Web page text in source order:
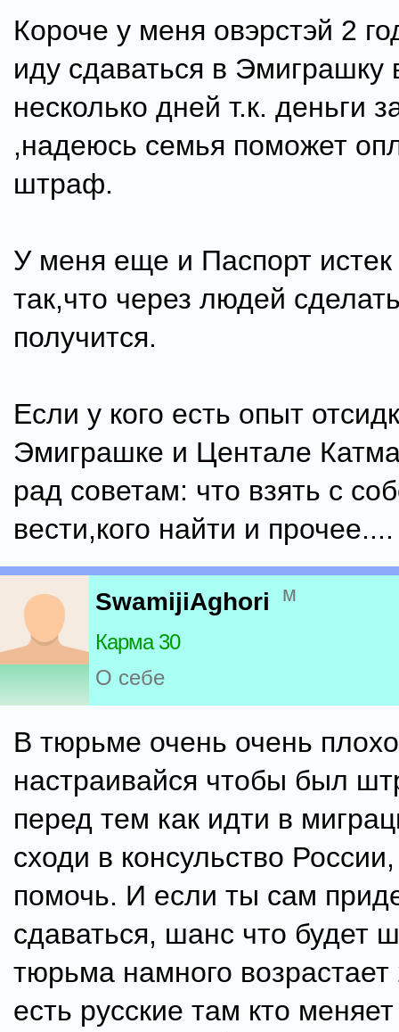
Короче у меня овэрстэй 2
иду сдаваться в
несколько дней т.к. деньги
,надеюсь семья поможет
штраф.
У меня еще и Паспорт истек
так,что через людей
получится.
Если у кого есть опыт
Эмиграшке и Центале
рад советам: что взять с
вести,кого найти и прочее....
SwamijiAghori м
Карма 30
О себе
В тюрьме очень очень
настраивайся чтобы был
перед тем как идти в
сходи в консульство
помочь. И если ты сам
сдаваться, шанс что будет
тюрьма намного
есть русские там кто